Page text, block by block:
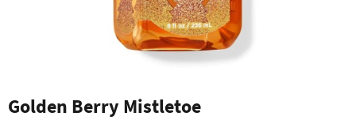
Golden Berry Mistletoe